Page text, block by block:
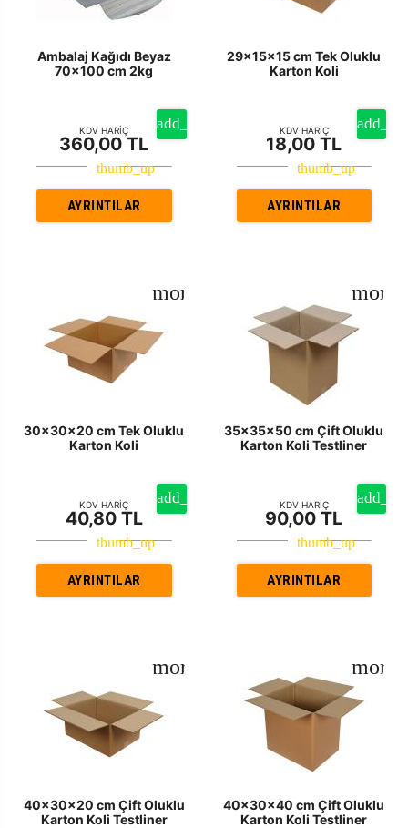
Ambalaj Kağıdı Beyaz
70x100 cm 2kg
KDV HARİÇ
360,00 TL
AYRINTILAR
29x15x15 cm Tek Oluklu
Karton Koli
KDV HARİÇ
18,00 TL
AYRINTILAR
30x30x20 cm Tek Oluklu
Karton Koli
KDV HARİÇ
40,80 TL
AYRINTILAR
35x35x50 cm Çift Oluklu
Karton Koli Testliner
KDV HARİÇ
90,00 TL
AYRINTILAR
40x30x20 cm Çift Oluklu
Karton Koli Testliner
40x30x40 cm Çift Oluklu
Karton Koli Testliner